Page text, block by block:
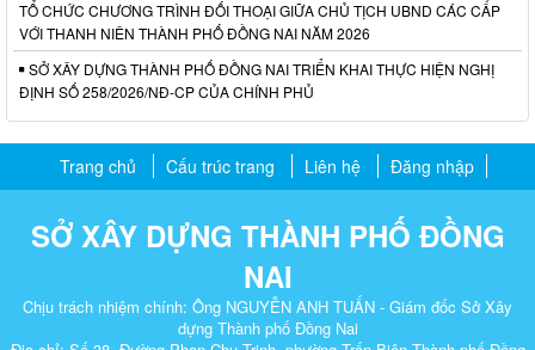
TỔ CHỨC CHƯƠNG TRÌNH ĐỐI THOẠI GIỮA CHỦ TỊCH UBND CÁC CẤP
VỚI THANH NIÊN THÀNH PHỐ ĐỒNG NAI NĂM 2026
SỞ XÂY DỰNG THÀNH PHỐ ĐỒNG NAI TRIỂN KHAI THỰC HIỆN NGHỊ
ĐỊNH SỐ 258/2026/NĐ-CP CỦA CHÍNH PHỦ
Trang chủ Cấu trúc trang Liên hệ Đăng nhập
SỞ XÂY DỰNG THÀNH PHỐ ĐỒNG
NAI
Chịu trách nhiệm chính: Ông NGUYỄN ANH TUẤN - Giám đốc Sở Xây
dựng Thành phố Đồng Nai